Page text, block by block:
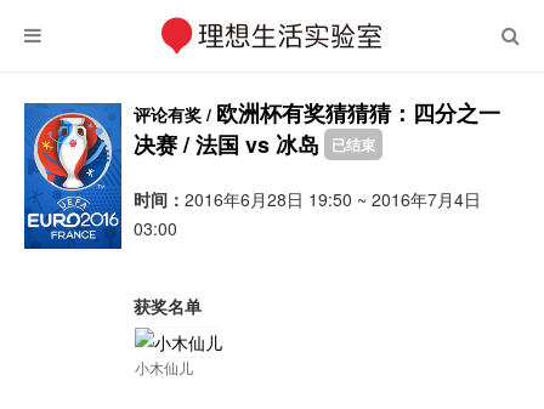
评论有奖 / 欧洲杯有奖猜猜猜：四分之一
决赛 / 法国 vs 冰岛
已结束
时间： 2016年6月28日 19:50 ~ 2016年7月4日
03:00
获奖名单
小木仙儿